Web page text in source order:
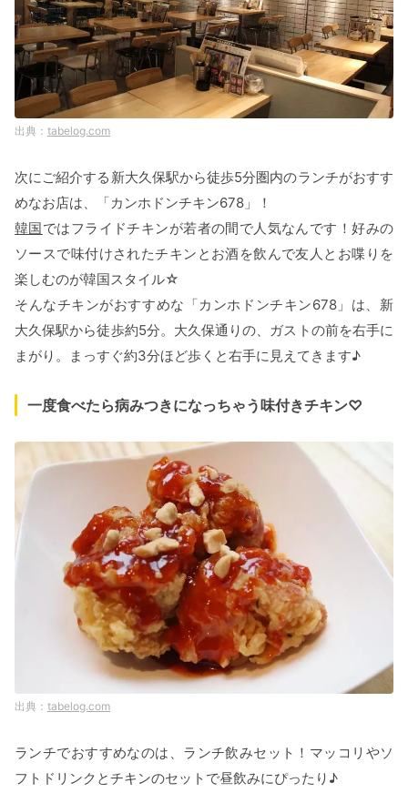
tabelog.com
次にご紹介する新大久保駅から徒歩5分圏内のランチがおすす
めなお店は、「カンホドンチキン678」！
韓国ではフライドチキンが若者の間で人気なんです！好みの
ソースで味付けされたチキンとお酒を飲んで友人とお喋りを
楽しむのが韓国スタイル☆
そんなチキンがおすすめな「カンホドンチキン678」は、新
大久保駅から徒歩約5分。大久保通りの、ガストの前を右手に
まがり。まっすぐ約3分ほど歩くと右手に見えてきます♪
一度食べたら病みつきになっちゃう味付きチキン♡
tabelog.com
ランチでおすすめなのは、ランチ飲みセット！マッコリやソ
フトドリンクとチキンのセットで昼飲みにぴったり♪